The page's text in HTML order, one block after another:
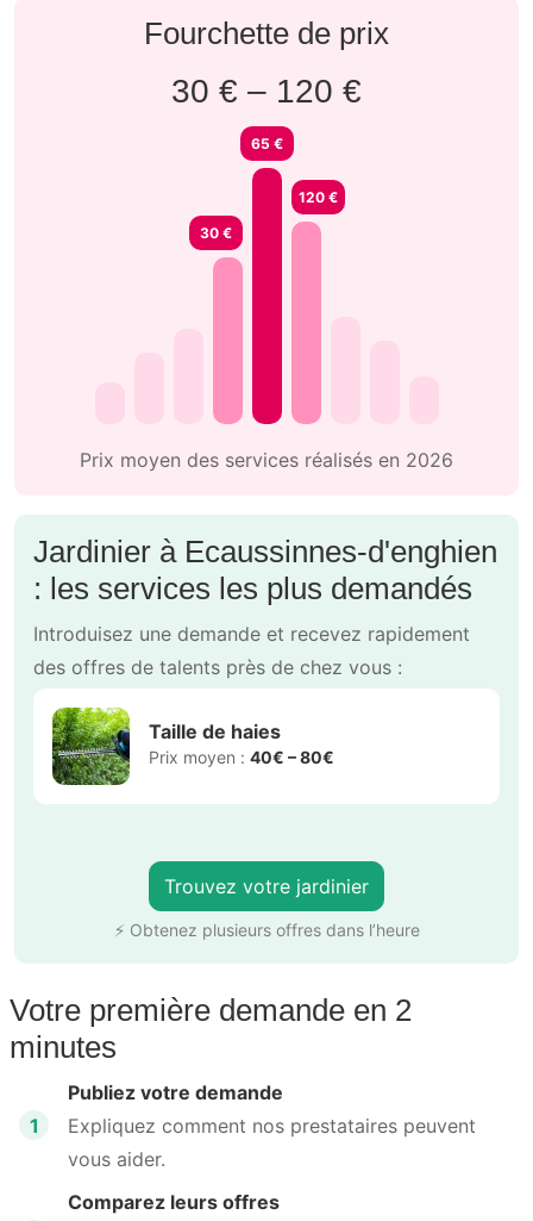
Fourchette de prix
30 € – 120 €
30 €
65 €
120 €
Prix moyen des services réalisés en 2026
Jardinier à Ecaussinnes-d'enghien
: les services les plus demandés
Introduisez une demande et recevez rapidement
des offres de talents près de chez vous :
Taille de haies
Prix moyen : 40€ – 80€
Trouvez votre jardinier
⚡ Obtenez plusieurs offres dans l’heure
Votre première demande en 2
minutes
1
Publiez votre demande
Expliquez comment nos prestataires peuvent
vous aider.
Comparez leurs offres